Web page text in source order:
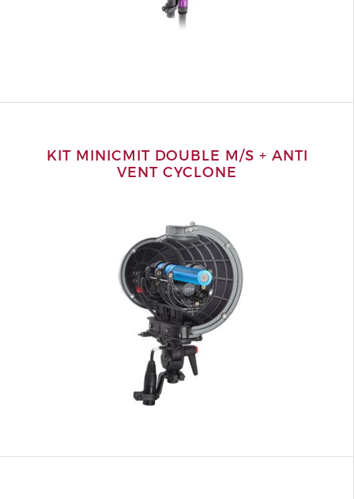
KIT MINICMIT DOUBLE M/S + ANTI
VENT CYCLONE